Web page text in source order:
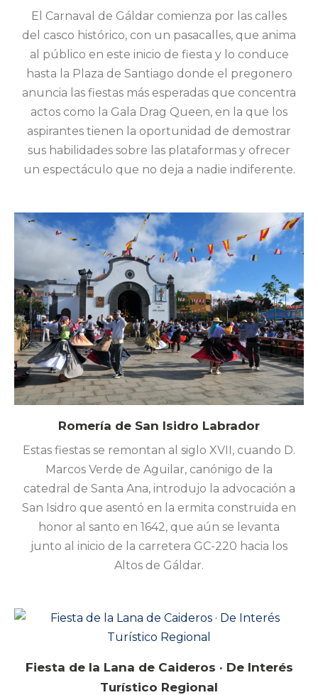
El Carnaval de Gáldar comienza por las calles
del casco histórico, con un pasacalles, que anima
al público en este inicio de fiesta y lo conduce
hasta la Plaza de Santiago donde el pregonero
anuncia las fiestas más esperadas que concentra
actos como la Gala Drag Queen, en la que los
aspirantes tienen la oportunidad de demostrar
sus habilidades sobre las plataformas y ofrecer
un espectáculo que no deja a nadie indiferente.
Romería de San Isidro Labrador
Estas fiestas se remontan al siglo XVII, cuando D.
Marcos Verde de Aguilar, canónigo de la
catedral de Santa Ana, introdujo la advocación a
San Isidro que asentó en la ermita construida en
honor al santo en 1642, que aún se levanta
junto al inicio de la carretera GC-220 hacia los
Altos de Gáldar.
Fiesta de la Lana de Caideros · De Interés
Turístico Regional